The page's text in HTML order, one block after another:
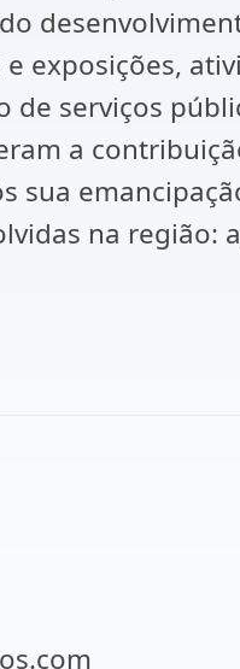
exposições,
serviços
a
sua
na região: